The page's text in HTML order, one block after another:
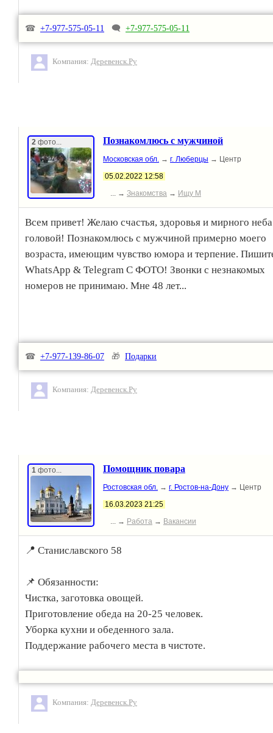
☎ +7-977-575-05-11 🗨 +7-977-575-05-11
Компания: Деревенск.Ру
2 фото... Познакомлюсь с мужчиной
Московская обл. → г. Люберцы → Центр
05.02.2022 12:58
... → Знакомства → Ищу М
Всем привет! Желаю счастья, здоровья и мирного
головой! Познакомлюсь с мужчиной примерно моего
возраста, имеющим чувство юмора и терпение.
WhatsApp & Telegram С ФОТО! Звонки с незнакомых
номеров не принимаю. Мне 48 лет...
☎ +7-977-139-86-07 🎁 Подарки
Компания: Деревенск.Ру
1 фото... Помощник повара
Ростовская обл. → г. Ростов-на-Дону → Центр
16.03.2023 21:25
... → Работа → Вакансии
📍 Станиславского 58
📌 Обязанности:
Чистка, заготовка овощей.
Приготовление обеда на 20-25 человек.
Уборка кухни и обеденного зала.
Поддержание рабочего места в чистоте.
Ответственность, чистоплотность.
Профессиональное образование приветствуется, но не
Компания: Деревенск.Ру